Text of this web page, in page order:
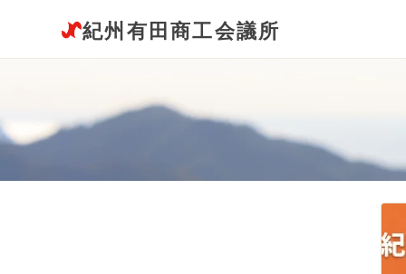
紀州有田商工会議所